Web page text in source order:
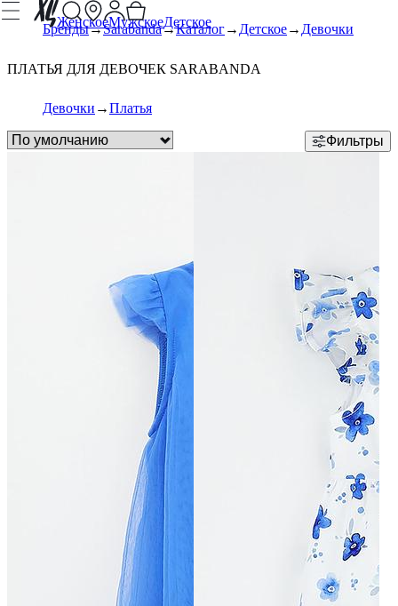
ЖенскоеМужскоеДетское
Бренды Sarabanda Каталог Детское Девочки
ПЛАТЬЯ ДЛЯ ДЕВОЧЕК SARABANDA
Девочки Платья
Фильтры